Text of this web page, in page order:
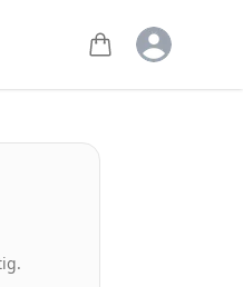
Open user